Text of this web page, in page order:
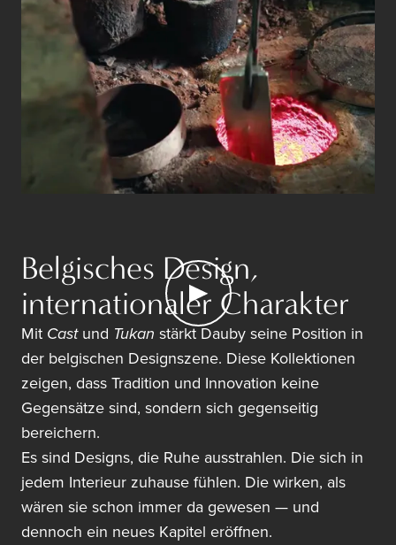
Belgisches Design,
internationaler Charakter
Mit Castund Tukan stärkt Dauby seine Position in
der belgischen Designszene. Diese Kollektionen
zeigen, dass Tradition und Innovation keine
Gegensätze sind, sondern sich gegenseitig
bereichern.
Es sind Designs, die Ruhe ausstrahlen. Die sich in
jedem Interieur zuhause fühlen. Die wirken, als
wären sie schon immer da gewesen — und
dennoch ein neues Kapitel eröffnen.